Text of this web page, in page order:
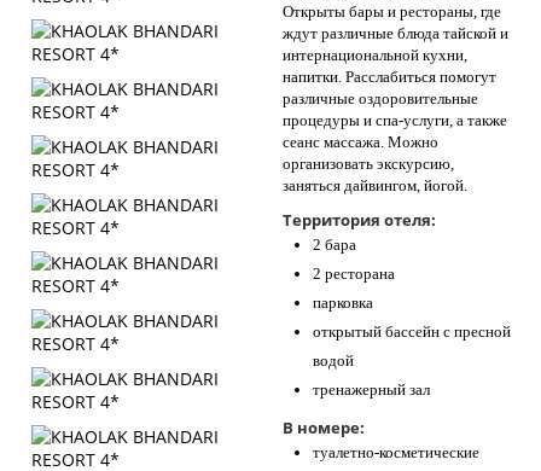
Открыты бары и рестораны, где
ждут различные блюда тайской и
интернациональной кухни,
напитки. Расслабиться помогут
различные оздоровительные
процедуры и спа-услуги, а также
сеанс массажа. Можно
организовать экскурсию,
заняться дайвингом, йогой.
Территория отеля:
2 бара
2 ресторана
парковка
открытый бассейн с пресной
водой
тренажерный зал
В номере:
туалетно-косметические